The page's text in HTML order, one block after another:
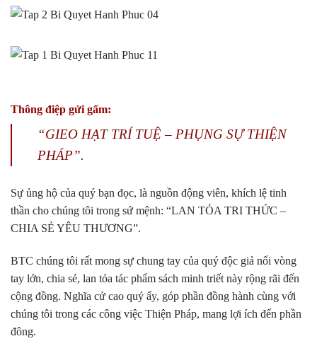
Thông điệp gửi gấm:
“GIEO HẠT TRÍ TUỆ – PHỤNG SỰ THIỆN
PHÁP”.
Sự ủng hộ của quý bạn đọc, là nguồn động viên, khích lệ tinh
thần cho chúng tôi trong sứ mệnh: “LAN TỎA TRI THỨC –
CHIA SẺ YÊU THƯƠNG”.
BTC chúng tôi rất mong sự chung tay của quý độc giả nối vòng
tay lớn, chia sẻ, lan tỏa tác phẩm sách minh triết này rộng rãi đến
cộng đồng. Nghĩa cử cao quý ấy, góp phần đồng hành cùng với
chúng tôi trong các công việc Thiện Pháp, mang lợi ích đến phần
đông.